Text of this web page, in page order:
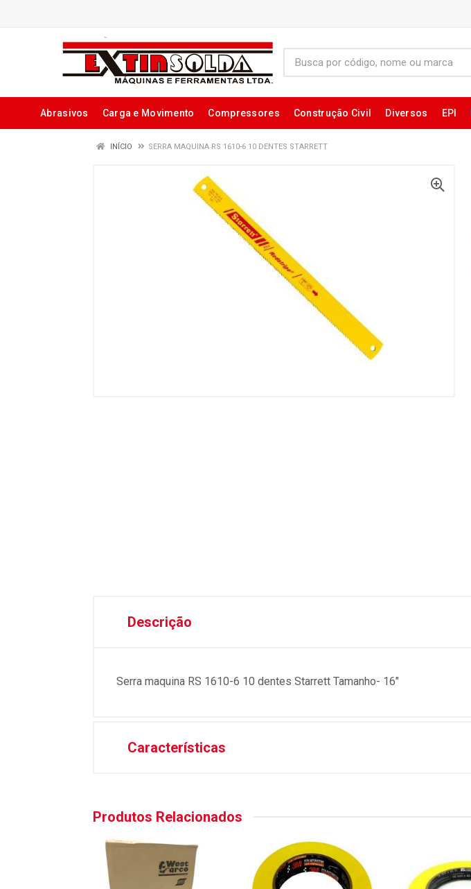
Abrasivos Carga e Movimento Compressores Construção Civil Diversos EPI
INÍCIO SERRA MAQUINA RS 1610-6 10 DENTES STARRETT
Descrição
Serra maquina RS 1610-6 10 dentes Starrett Tamanho- 16"
Características
Produtos Relacionados